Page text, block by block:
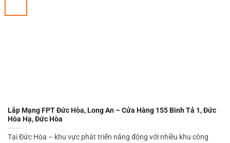
Lắp Mạng FPT Đức Hòa, Long An – Cửa Hàng 155 Bình Tả 1, Đức
Hòa Hạ, Đức Hòa
Tại Đức Hòa – khu vực phát triển năng động với nhiều khu công